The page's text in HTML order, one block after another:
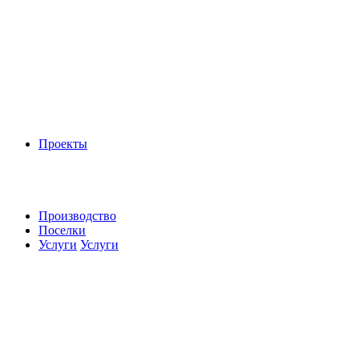
Проекты
Производство
Поселки
Услуги Услуги